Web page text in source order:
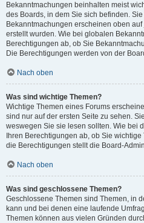
Bekanntmachungen beinhalten meist
des Boards, in dem Sie sich befinden.
Bekanntmachungen erscheinen oben
erstellt wurden. Wie bei globalen
Berechtigungen ab, ob Sie
Die Berechtigungen werden von der
Nach oben
Was sind wichtige Themen?
Wichtige Themen eines Forums
sind nur auf der ersten Seite zu sehen.
weswegen Sie sie lesen sollten. Wie bei
Ihren Berechtigungen ab, ob Sie
die Berechtigungen stellt die Board-
Nach oben
Was sind geschlossene Themen?
Geschlossene Themen sind Themen, in
kann und bei denen eine laufende
Themen können aus vielen Gründen